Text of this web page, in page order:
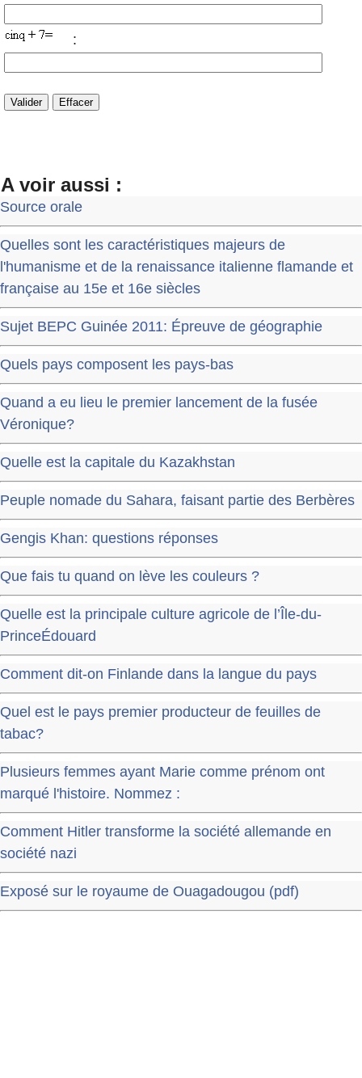
:
A voir aussi :
Source orale
Quelles sont les caractéristiques majeurs de
l'humanisme et de la renaissance italienne flamande et
française au 15e et 16e siècles
Sujet BEPC Guinée 2011: Épreuve de géographie
Quels pays composent les pays-bas
Quand a eu lieu le premier lancement de la fusée
Véronique?
Quelle est la capitale du Kazakhstan
Peuple nomade du Sahara, faisant partie des Berbères
Gengis Khan: questions réponses
Que fais tu quand on lève les couleurs ?
Quelle est la principale culture agricole de l’Île-du-
PrinceÉdouard
Comment dit-on Finlande dans la langue du pays
Quel est le pays premier producteur de feuilles de
tabac?
Plusieurs femmes ayant Marie comme prénom ont
marqué l'histoire. Nommez :
Comment Hitler transforme la société allemande en
société nazi
Exposé sur le royaume de Ouagadougou (pdf)